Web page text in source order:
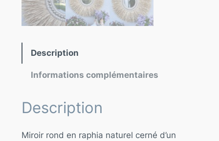
Description
Informations complémentaires
Description
Miroir rond en raphia naturel cerné d’un